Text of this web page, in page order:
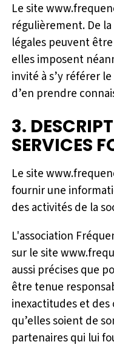
Le site
régulièrement. De
légales peuvent
elles imposent
invité à s’y référer
d’en prendre
3.
SERVICES
Le site
fournir une
des activités de la
L'association
sur le site
aussi précises que
être tenue
inexactitudes et des
qu’elles soient de
partenaires qui lui